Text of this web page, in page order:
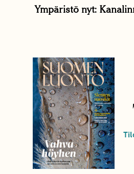
Ympäristö nyt: